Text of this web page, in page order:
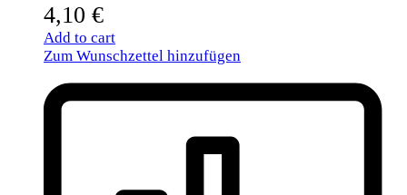
4,10 €
Add to cart
Zum Wunschzettel hinzufügen